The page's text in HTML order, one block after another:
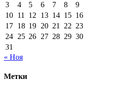
3
4 5 6 7 8
9
10 11 12 13 14 15 16
17 18 19 20 21 22 23
24 25 26 27 28 29 30
31
« Ноя
Метки